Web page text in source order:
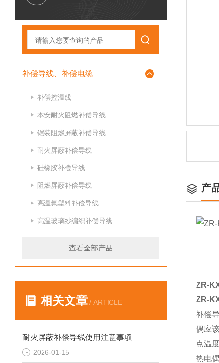
补偿导线、补偿电缆
补偿控温线
本安耐火阻燃补偿导线
铠装阻燃屏蔽补偿导线
耐火屏蔽补偿导线
硅橡胶补偿导线
阻燃屏蔽补偿导线
高温氟塑料补偿导线
高温玻璃纱编织补偿导线
查看全部产品
相关文章 / ARTICLE
耐火屏蔽补偿导线使用注意事项
2026-01-15
产
ZR-
ZR-
补偿
偶应
点温
热电